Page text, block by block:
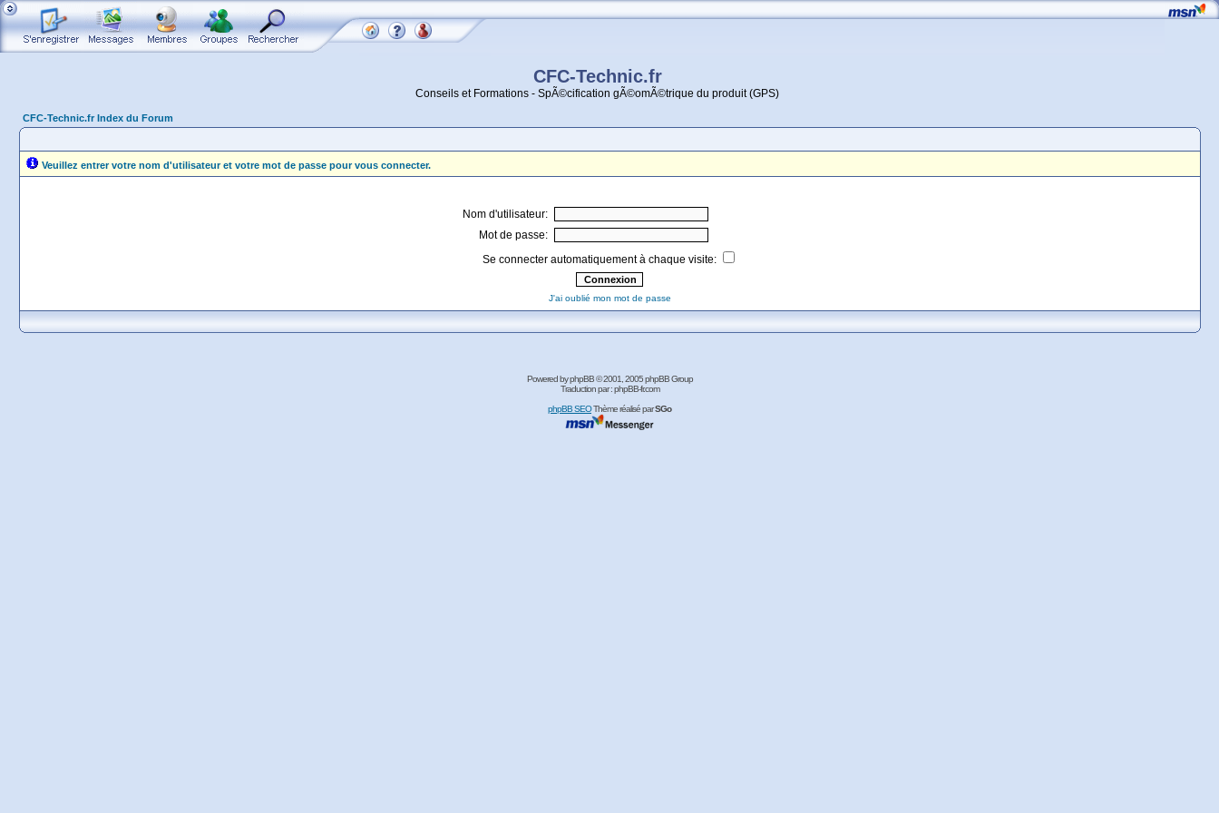
CFC-Technic.fr
Conseils et Formations - SpÃ©cification gÃ©omÃ©trique du produit (GPS)
CFC-Technic.fr Index du Forum
Veuillez entrer votre nom d'utilisateur et votre mot de passe pour vous connecter.
Nom d'utilisateur:
Mot de passe:
Se connecter automatiquement à chaque visite:
J'ai oublié mon mot de passe
Powered byphpBB© 2001, 2005 phpBB Group
Traduction par :phpBB-fr.com
phpBB SEOThème réalisé parSGo